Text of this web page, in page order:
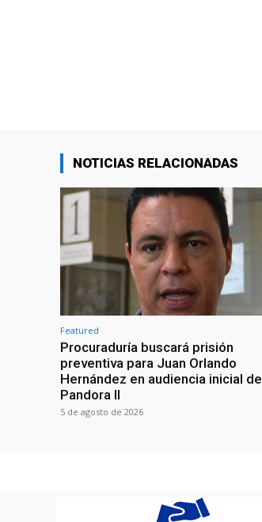
NOTICIAS RELACIONADAS
Featured
Procuraduría buscará prisión
preventiva para Juan Orlando
Hernández en audiencia inicial de
Pandora II
5 de agosto de 2026